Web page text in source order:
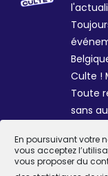
En poursuivant votre
vous acceptez
vous proposer du
Culte !
Toute
sans
Sophie